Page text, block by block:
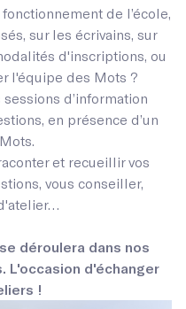
de l’école,
sur les écrivains, sur
d'inscriptions, ou
l'équipe des Mots ?
d’information
en présence d’un
et recueillir vos
vous conseiller,
déroulera dans nos
L'occasion d'échanger
!